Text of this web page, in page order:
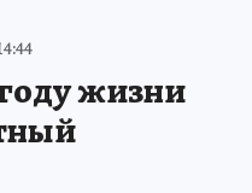
жизни